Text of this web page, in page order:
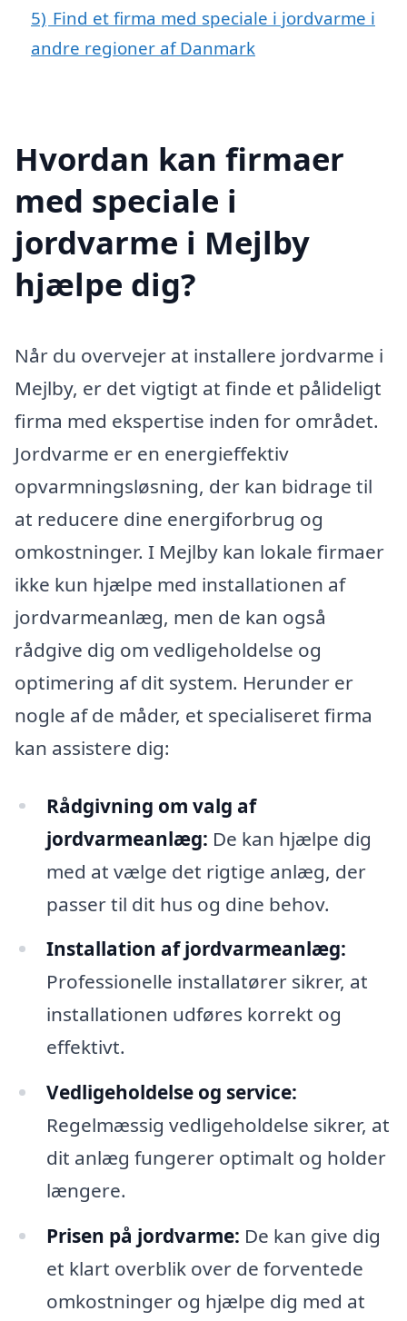
5) Find et firma med speciale i jordvarme i
andre regioner af Danmark
Hvordan kan firmaer
med speciale i
jordvarme i Mejlby
hjælpe dig?
Når du overvejer at installere jordvarme i
Mejlby, er det vigtigt at finde et pålideligt
firma med ekspertise inden for området.
Jordvarme er en energieffektiv
opvarmningsløsning, der kan bidrage til
at reducere dine energiforbrug og
omkostninger. I Mejlby kan lokale firmaer
ikke kun hjælpe med installationen af
jordvarmeanlæg, men de kan også
rådgive dig om vedligeholdelse og
optimering af dit system. Herunder er
nogle af de måder, et specialiseret firma
kan assistere dig:
Rådgivning om valg af
jordvarmeanlæg: De kan hjælpe dig
med at vælge det rigtige anlæg, der
passer til dit hus og dine behov.
Installation af jordvarmeanlæg:
Professionelle installatører sikrer, at
installationen udføres korrekt og
effektivt.
Vedligeholdelse og service:
Regelmæssig vedligeholdelse sikrer, at
dit anlæg fungerer optimalt og holder
længere.
Prisen på jordvarme: De kan give dig
et klart overblik over de forventede
omkostninger og hjælpe dig med at